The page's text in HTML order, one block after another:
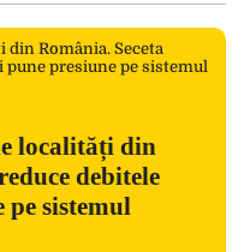
localități din
debitele
sistemul